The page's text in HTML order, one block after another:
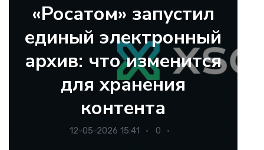
«Росатом» запустил
единый электронный
архив: что изменится
для хранения
контента
12-05-2026 15:41 0